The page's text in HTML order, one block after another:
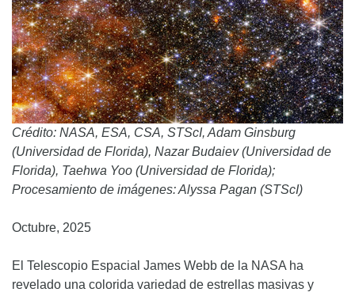
Crédito: NASA, ESA, CSA, STScI, Adam Ginsburg
(Universidad de Florida), Nazar Budaiev (Universidad de
Florida), Taehwa Yoo (Universidad de Florida);
Procesamiento de imágenes: Alyssa Pagan (STScI)
Octubre, 2025
El Telescopio Espacial James Webb de la NASA ha
revelado una colorida variedad de estrellas masivas y